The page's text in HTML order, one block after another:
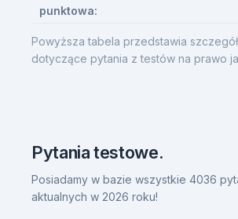
Powyższa tabela przedstawia
dotyczące pytania z testów na prawo
punktowa:
Pytania testowe.
Posiadamy w bazie wszystkie 4036
aktualnych w 2026 roku!